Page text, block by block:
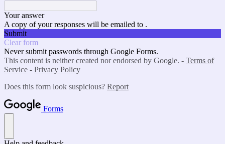
Your answer
A copy of your responses will be emailed to .
Submit
Clear form
Never submit passwords through Google Forms.
This content is neither created nor endorsed by Google. - Terms of
Service - Privacy Policy
Does this form look suspicious? Report
Forms